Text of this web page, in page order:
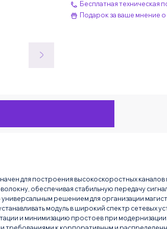
Бесплатная техническая
Подарок за ваше мнение о
для построения высокоскоростных
обеспечивая стабильную передачу
решением для организации
модуль в широкий спектр сетевых
и минимизацию простоев при